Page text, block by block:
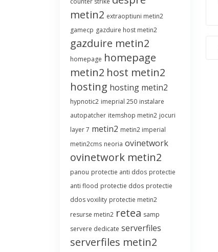
metin2 extraoptiuni metin2
gamecp gazduire host metin2
gazduire metin2
homepage homepage
metin2 host metin2
hosting hosting metin2
hypnotic2 imeprial 250 instalare
autopatcher itemshop metin2 jocuri
layer 7 metin2 metin2 imperial
metin2cms neoria ovinetwork
ovinetwork metin2
panou protectie anti ddos protectie
anti flood protectie ddos protectie
ddos voxility protectie metin2
resurse metin2 retea samp
servere dedicate serverfiles
serverfiles metin2